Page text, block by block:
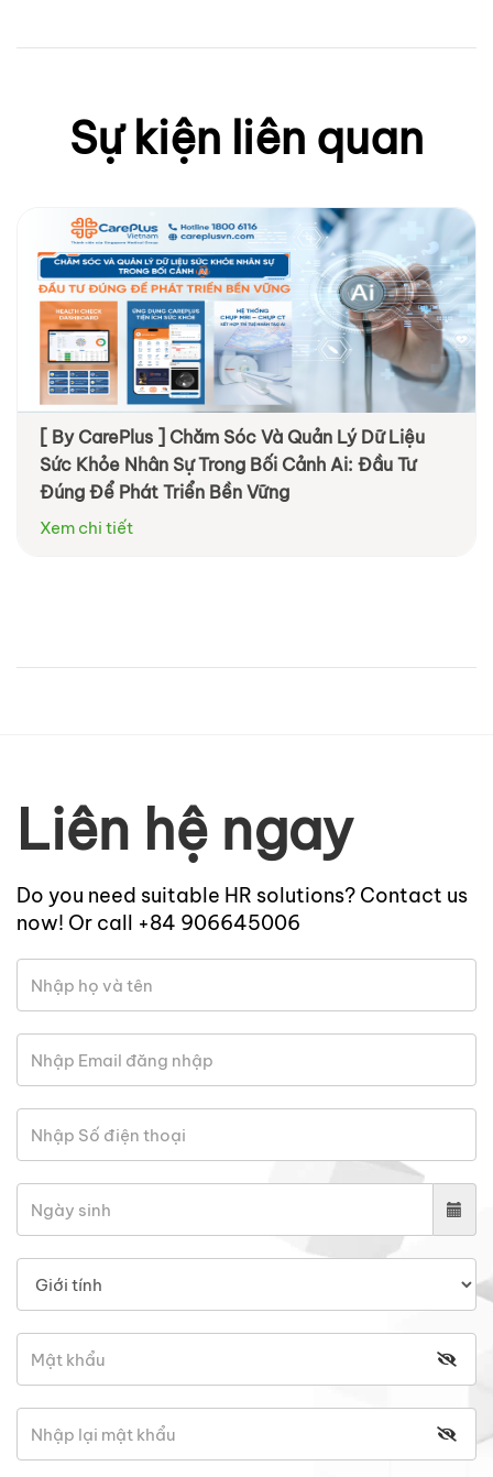
Sự kiện liên quan
[ By CarePlus ] Chăm Sóc Và Quản Lý Dữ Liệu
Sức Khỏe Nhân Sự Trong Bối Cảnh Ai: Đầu Tư
Đúng Để Phát Triển Bền Vững
Xem chi tiết
Liên hệ ngay
Do you need suitable HR solutions? Contact us
now! Or call +84 906645006